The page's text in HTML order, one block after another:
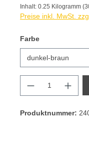
Inhalt: 0.25 Kilogramm
Preise inkl. MwSt.
Farbeauswählen
Produkt
Produktnummer: